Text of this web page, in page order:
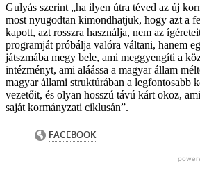
Gulyás szerint „ha ilyen útra téved az új
most nyugodtan kimondhatjuk, hogy azt a
kapott, azt rosszra használja, nem az
programját próbálja valóra váltani, hanem
játszmába megy bele, ami meggyengíti a
intézményt, ami aláássa a magyar állam
magyar állami struktúrában a legfontosabb
vezetőit, és olyan hosszú távú kárt okoz,
saját kormányzati ciklusán”.